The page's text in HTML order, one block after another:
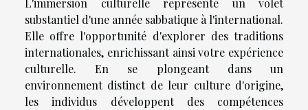
L'immersion culturelle représente un volet
substantiel d'une année sabbatique à l'international.
Elle offre l'opportunité d'explorer des traditions
internationales, enrichissant ainsi votre expérience
culturelle. En se plongeant dans un
environnement distinct de leur culture d'origine,
les individus développent des compétences